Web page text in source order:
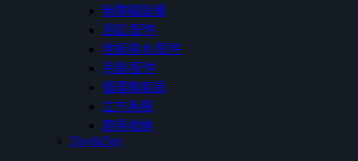
無障礙設備
浴缸/配件
地板排水/配件
吊扇/配件
循環換氣扇
立方系統
廚房收納
Day&Day